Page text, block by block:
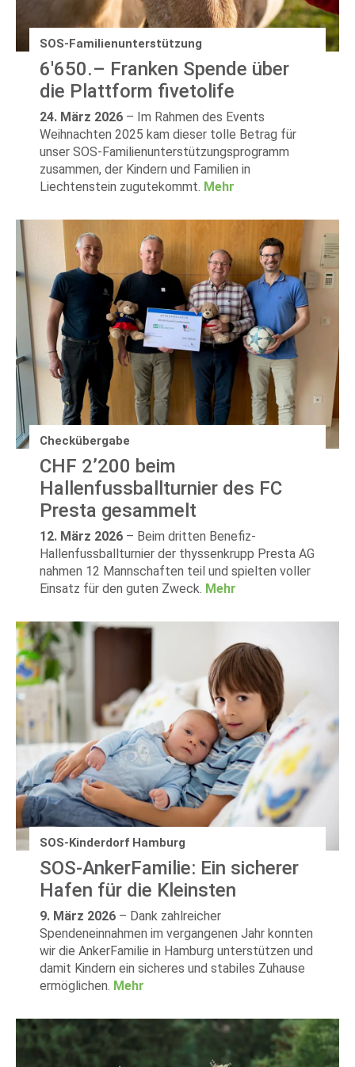
SOS-Familienunterstützung
6'650.– Franken Spende über
die Plattform fivetolife
24. März 2026 – Im Rahmen des Events
Weihnachten 2025 kam dieser tolle Betrag für
unser SOS-Familienunterstützungsprogramm
zusammen, der Kindern und Familien in
Liechtenstein zugutekommt. Mehr
Checkübergabe
CHF 2’200 beim
Hallenfussballturnier des FC
Presta gesammelt
12. März 2026 – Beim dritten Benefiz-
Hallenfussballturnier der thyssenkrupp Presta AG
nahmen 12 Mannschaften teil und spielten voller
Einsatz für den guten Zweck. Mehr
SOS-Kinderdorf Hamburg
SOS-AnkerFamilie: Ein sicherer
Hafen für die Kleinsten
9. März 2026 – Dank zahlreicher
Spendeneinnahmen im vergangenen Jahr konnten
wir die AnkerFamilie in Hamburg unterstützen und
damit Kindern ein sicheres und stabiles Zuhause
ermöglichen. Mehr